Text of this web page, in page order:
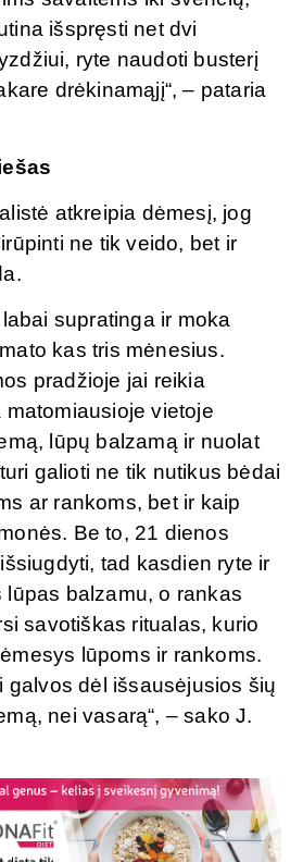
išspręsti net dvi
ryte naudoti busterį
drėkinamąjį“, – pataria
atkreipia dėmesį, jog
ne tik veido, bet ir
supratinga ir moka
kas tris mėnesius.
pradžioje jai reikia
vietoje
lūpų balzamą ir nuolat
galioti ne tik nutikus bėdai
ar rankoms, bet ir kaip
Be to, 21 dienos
tad kasdien ryte ir
balzamu, o rankas
savotiškas ritualas, kurio
lūpoms ir rankoms.
galvos dėl išsausėjusios šių
nei vasarą“, – sako J.